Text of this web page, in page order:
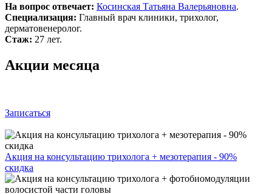
На вопрос отвечает: Косинская Татьяна Валерьяновна.
Специализация: Главный врач клиники, трихолог,
дерматовенеролог.
Стаж: 27 лет.
Акции месяца
Записаться
Акция на консультацию трихолога + мезотерапия - 90%
скидка